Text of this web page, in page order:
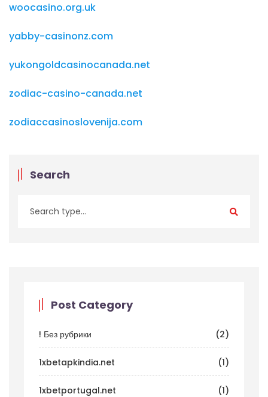
woocasino.org.uk
yabby-casinonz.com
yukongoldcasinocanada.net
zodiac-casino-canada.net
zodiaccasinoslovenija.com
Search
Post Category
! Без рубрики (2)
1xbetapkindia.net (1)
1xbetportugal.net (1)